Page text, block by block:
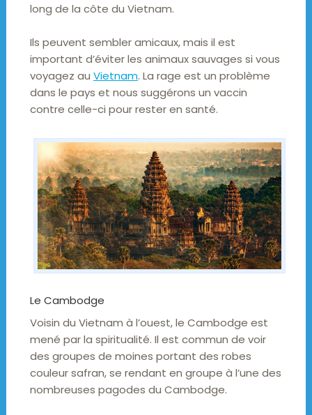
long de la côte du Vietnam.
Ils peuvent sembler amicaux, mais il est
important d’éviter les animaux sauvages si vous
voyagez au Vietnam. La rage est un problème
dans le pays et nous suggérons un vaccin
contre celle-ci pour rester en santé.
Le Cambodge
Voisin du Vietnam à l’ouest, le Cambodge est
mené par la spiritualité. Il est commun de voir
des groupes de moines portant des robes
couleur safran, se rendant en groupe à l’une des
nombreuses pagodes du Cambodge.